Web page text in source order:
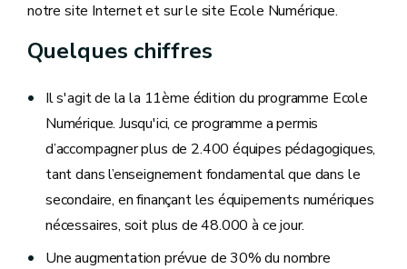
notre site Internet et sur le site Ecole Numérique.
Quelques chiffres
Il s'agit de la la 11ème édition du programme Ecole
Numérique. Jusqu'ici, ce programme a permis
d’accompagner plus de 2.400 équipes pédagogiques,
tant dans l’enseignement fondamental que dans le
secondaire, en finançant les équipements numériques
nécessaires, soit plus de 48.000 à ce jour.
Une augmentation prévue de 30% du nombre